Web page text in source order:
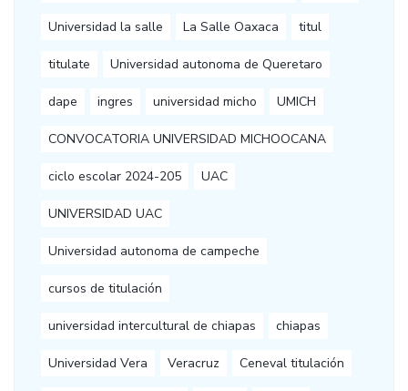
Universidad la salle La Salle Oaxaca titul
titulate Universidad autonoma de Queretaro
dape ingres universidad micho UMICH
CONVOCATORIA UNIVERSIDAD MICHOOCANA
ciclo escolar 2024-205 UAC
UNIVERSIDAD UAC
Universidad autonoma de campeche
cursos de titulación
universidad intercultural de chiapas chiapas
Universidad Vera Veracruz Ceneval titulación